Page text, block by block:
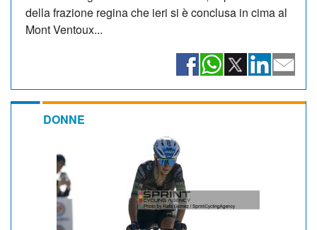
della frazione regina che ieri si è conclusa in cima al
Mont Ventoux...
DONNE